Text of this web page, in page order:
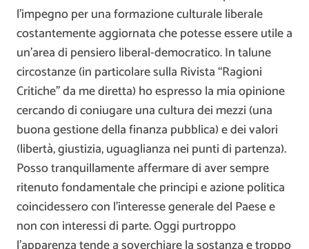
l’impegno per una formazione culturale liberale
costantemente aggiornata che potesse essere utile a
un’area di pensiero liberal-democratico. In talune
circostanze (in particolare sulla Rivista “Ragioni
Critiche” da me diretta) ho espresso la mia opinione
cercando di coniugare una cultura dei mezzi (una
buona gestione della finanza pubblica) e dei valori
(libertà, giustizia, uguaglianza nei punti di partenza).
Posso tranquillamente affermare di aver sempre
ritenuto fondamentale che principi e azione politica
coincidessero con l’interesse generale del Paese e
non con interessi di parte. Oggi purtroppo